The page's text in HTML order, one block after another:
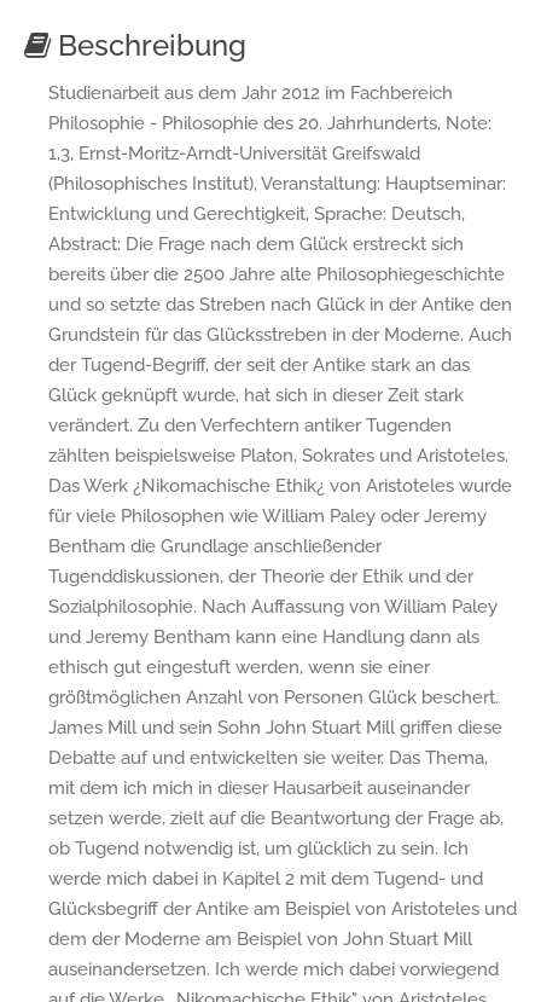
Beschreibung
Studienarbeit aus dem Jahr 2012 im Fachbereich
Philosophie - Philosophie des 20. Jahrhunderts, Note:
1,3, Ernst-Moritz-Arndt-Universität Greifswald
(Philosophisches Institut), Veranstaltung: Hauptseminar:
Entwicklung und Gerechtigkeit, Sprache: Deutsch,
Abstract: Die Frage nach dem Glück erstreckt sich
bereits über die 2500 Jahre alte Philosophiegeschichte
und so setzte das Streben nach Glück in der Antike den
Grundstein für das Glücksstreben in der Moderne. Auch
der Tugend-Begriff, der seit der Antike stark an das
Glück geknüpft wurde, hat sich in dieser Zeit stark
verändert. Zu den Verfechtern antiker Tugenden
zählten beispielsweise Platon, Sokrates und Aristoteles.
Das Werk ¿Nikomachische Ethik¿ von Aristoteles wurde
für viele Philosophen wie William Paley oder Jeremy
Bentham die Grundlage anschließender
Tugenddiskussionen, der Theorie der Ethik und der
Sozialphilosophie. Nach Auffassung von William Paley
und Jeremy Bentham kann eine Handlung dann als
ethisch gut eingestuft werden, wenn sie einer
größtmöglichen Anzahl von Personen Glück beschert.
James Mill und sein Sohn John Stuart Mill griffen diese
Debatte auf und entwickelten sie weiter. Das Thema,
mit dem ich mich in dieser Hausarbeit auseinander
setzen werde, zielt auf die Beantwortung der Frage ab,
ob Tugend notwendig ist, um glücklich zu sein. Ich
werde mich dabei in Kapitel 2 mit dem Tugend- und
Glücksbegriff der Antike am Beispiel von Aristoteles und
dem der Moderne am Beispiel von John Stuart Mill
auseinandersetzen. Ich werde mich dabei vorwiegend